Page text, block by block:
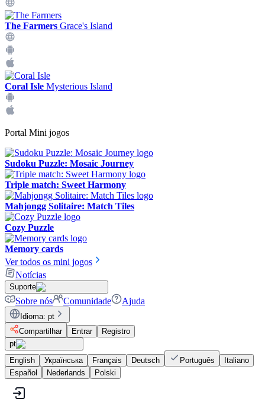
The Farmers Grace's Island
Coral Isle Mysterious Island
Portal Mini jogos
Sudoku Puzzle: Mosaic Journey
Triple match: Sweet Harmony
Mahjongg Solitaire: Match Tiles
Cozy Puzzle
Memory cards
Ver todos os mini jogos
Notícias
Suporte
Sobre nós Comunidade Ajuda
Idioma: pt
Compartilhar
Entrar
Registro
pt
English
Українська Français Deutsch Português
Italiano
Español
Nederlands Polski